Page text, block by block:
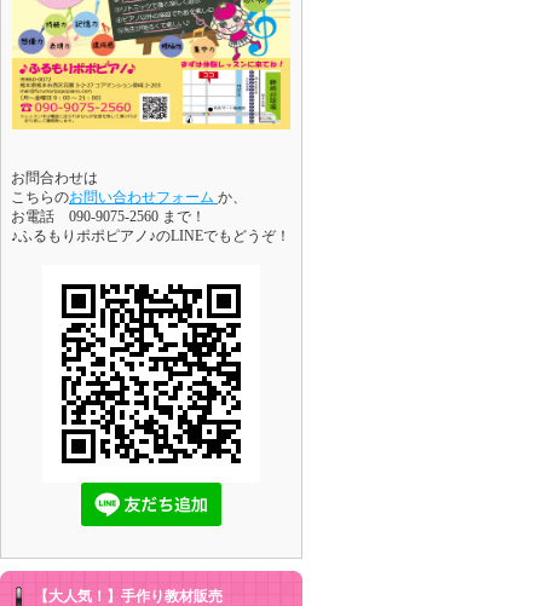
お問合わせは
こちらのお問い合わせフォーム か、
お電話 090-9075-2560 まで！
♪ふるもりポポピアノ♪のLINEでもどうぞ！
【大人気！】手作り教材販売